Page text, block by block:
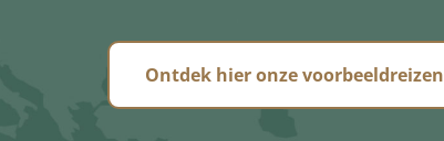
Ontdek hier onze voorbeeldreizen